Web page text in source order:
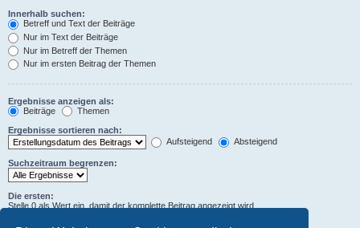
Innerhalb suchen:
Betreff und Text der Beiträge
Nur im Text der Beiträge
Nur im Betreff der Themen
Nur im ersten Beitrag der Themen
Ergebnisse anzeigen als:
Beiträge
Themen
Ergebnisse sortieren nach:
Aufsteigend
Absteigend
Suchzeitraum begrenzen:
Die ersten:
Stelle 0 als Wert ein, damit der komplette Beitrag angezeigt wird.